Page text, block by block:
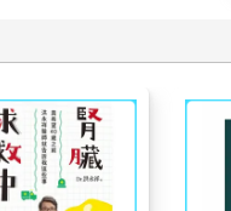
之都。幾個比較著名的塗
以千計的小人爬滿一座夜
物吊在土地被樓房淹沒的
It’s Time To Dance為題
塗鴉畫像，在自己的紀念
鴉的城市，如果你正走